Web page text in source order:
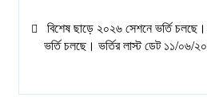
বিশেষ ছাড়ে ২০২৬ সেশনে ভর্তি
ভর্তি চলছে। ভর্তির লাস্ট ডেট ১১/০৬/